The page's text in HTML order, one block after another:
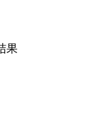
果